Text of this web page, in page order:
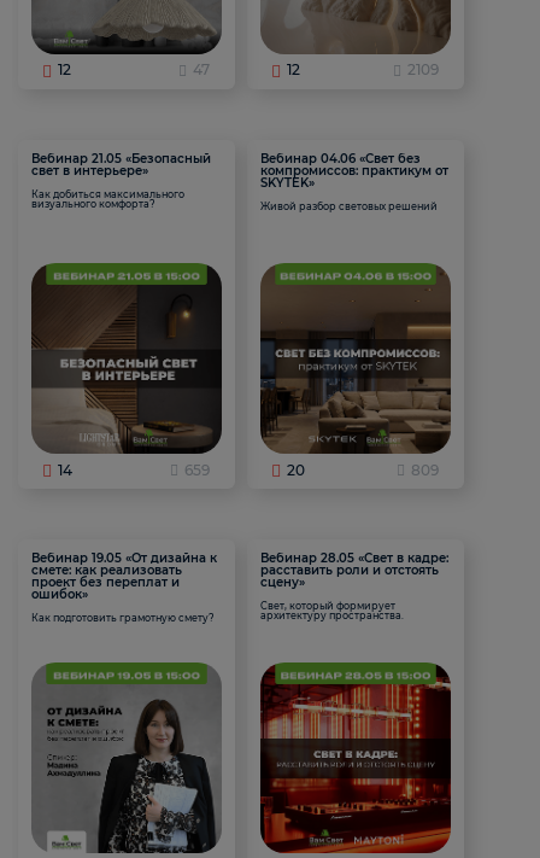
12 47 12 2109
Вебинар 21.05 «Безопасный
свет в интерьере»
Как добиться максимального
визуального комфорта?
14 659
Вебинар 04.06 «Свет без
компромиссов: практикум от
SKYTEK»
Живой разбор световых решений
20 809
Вебинар 19.05 «От дизайна к
смете: как реализовать
проект без переплат и
ошибок»
Как подготовить грамотную смету?
Вебинар 28.05 «Свет в кадре:
расставить роли и отстоять
сцену»
Свет, который формирует
архитектуру пространства.